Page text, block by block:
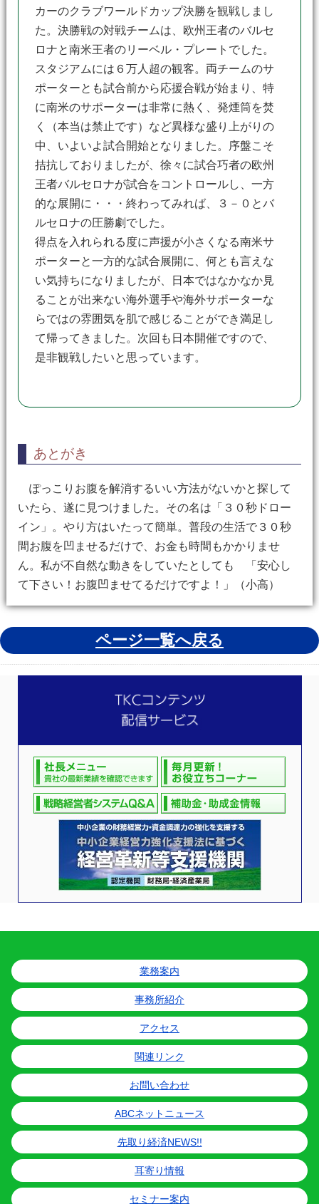
カーのクラブワールドカップ決勝を観戦しまし
た。決勝戦の対戦チームは、欧州王者のバルセ
ロナと南米王者のリーベル・プレートでした。
スタジアムには６万人超の観客。両チームのサ
ポーターとも試合前から応援合戦が始まり、特
に南米のサポーターは非常に熱く、発煙筒を焚
く（本当は禁止です）など異様な盛り上がりの
中、いよいよ試合開始となりました。序盤こそ
拮抗しておりましたが、徐々に試合巧者の欧州
王者バルセロナが試合をコントロールし、一方
的な展開に・・・終わってみれば、３－０とバ
ルセロナの圧勝劇でした。
得点を入れられる度に声援が小さくなる南米サ
ポーターと一方的な試合展開に、何とも言えな
い気持ちになりましたが、日本ではなかなか見
ることが出来ない海外選手や海外サポーターな
らではの雰囲気を肌で感じることができ満足し
て帰ってきました。次回も日本開催ですので、
是非観戦したいと思っています。
あとがき
ぽっこりお腹を解消するいい方法がないかと探して
いたら、遂に見つけました。その名は「３０秒ドロー
イン」。やり方はいたって簡単。普段の生活で３０秒
間お腹を凹ませるだけで、お金も時間もかかりませ
ん。私が不自然な動きをしていたとしても 「安心し
て下さい！お腹凹ませてるだけですよ！」（小高）
ページ一覧へ戻る
業務案内
事務所紹介
アクセス
関連リンク
お問い合わせ
ABCネットニュース
先取り経済NEWS!!
耳寄り情報
セミナー案内